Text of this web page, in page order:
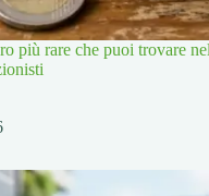
più rare che puoi trovare